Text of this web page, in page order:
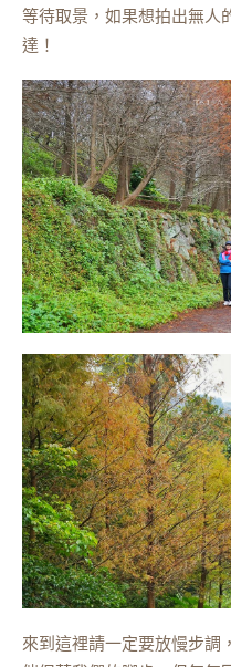
等待取景，如果想拍出無人
達！
來到這裡請一定要放慢步調